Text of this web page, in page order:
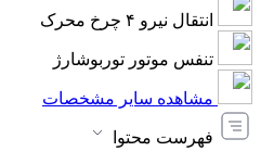
انتقال نیرو ۴ چرخ محرک
تنفس موتور توربوشارژ
مشاهده سایر مشخصات
فهرست محتوا